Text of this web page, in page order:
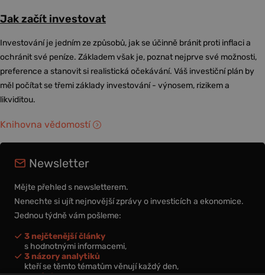
Jak začít investovat
Investování je jedním ze způsobů, jak se účinně bránit proti inflaci a
ochránit své peníze. Základem však je, poznat nejprve své možnosti,
preference a stanovit si realistická očekávání. Váš investiční plán by
měl počítat se třemi základy investování - výnosem, rizikem a
likviditou.
Knihovna vědomostí
Newsletter
Mějte přehled s newsletterem.
Nenechte si ujít nejnovější zprávy o investicích a ekonomice.
Jednou týdně vám pošleme:
3 nejčtenější články
s hodnotnými informacemi,
3 názory analytiků
kteří se těmto tématům věnují každý den,